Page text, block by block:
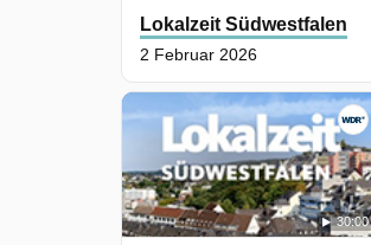
Lokalzeit Südwestfalen
2 Februar 2026
30:00